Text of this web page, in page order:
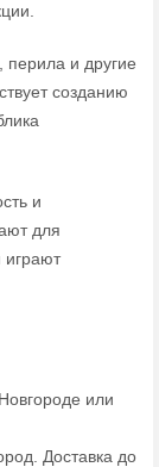
перила и другие
созданию
и
для
играют
или
Доставка до